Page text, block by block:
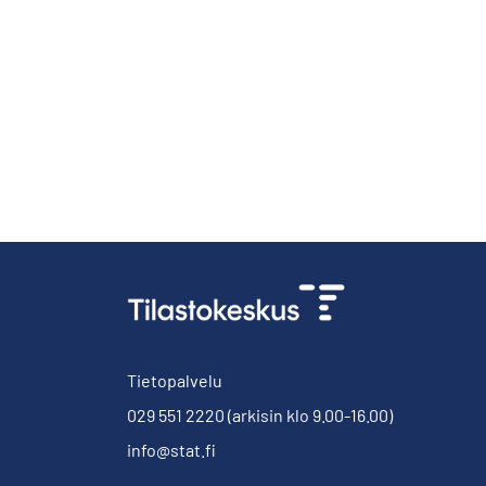
Tietopalvelu
029 551 2220 (arkisin klo 9.00-16.00)
info@stat.fi